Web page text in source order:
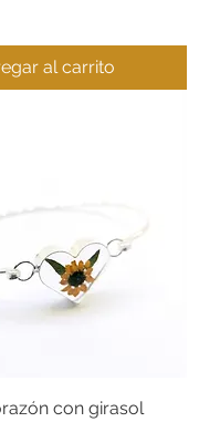
al carrito
con girasol